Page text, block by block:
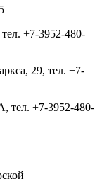
+7-3952-480-
29, тел. +7-
тел. +7-3952-480-